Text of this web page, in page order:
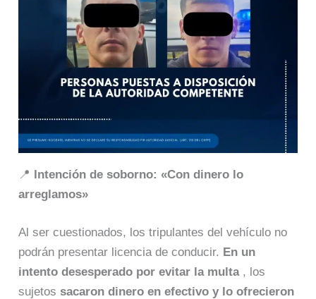
📍 Intención de soborno: «Con dinero lo
arreglamos»
Al ser cuestionados, los tripulantes del vehículo no
podrán presentar licencia de conducir. En un
intento desesperado por evitar la multa, los
sujetossacaron dinero en efectivo y lo ofrecieron